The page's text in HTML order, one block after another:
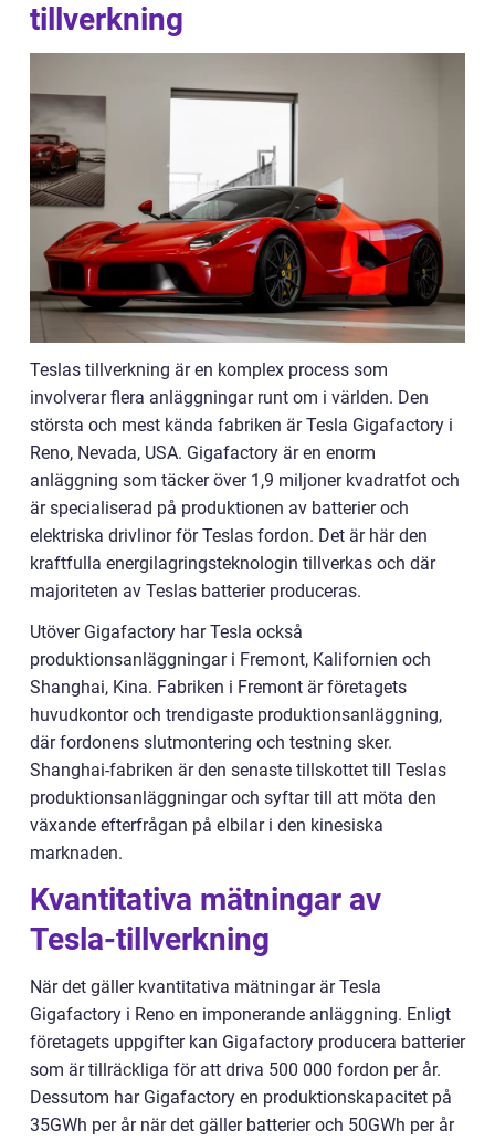
tillverkning
Teslas tillverkning är en komplex process som
involverar flera anläggningar runt om i världen. Den
största och mest kända fabriken är Tesla Gigafactory i
Reno, Nevada, USA. Gigafactory är en enorm
anläggning som täcker över 1,9 miljoner kvadratfot och
är specialiserad på produktionen av batterier och
elektriska drivlinor för Teslas fordon. Det är här den
kraftfulla energilagringsteknologin tillverkas och där
majoriteten av Teslas batterier produceras.
Utöver Gigafactory har Tesla också
produktionsanläggningar i Fremont, Kalifornien och
Shanghai, Kina. Fabriken i Fremont är företagets
huvudkontor och trendigaste produktionsanläggning,
där fordonens slutmontering och testning sker.
Shanghai-fabriken är den senaste tillskottet till Teslas
produktionsanläggningar och syftar till att möta den
växande efterfrågan på elbilar i den kinesiska
marknaden.
Kvantitativa mätningar av
Tesla-tillverkning
När det gäller kvantitativa mätningar är Tesla
Gigafactory i Reno en imponerande anläggning. Enligt
företagets uppgifter kan Gigafactory producera batterier
som är tillräckliga för att driva 500 000 fordon per år.
Dessutom har Gigafactory en produktionskapacitet på
35GWh per år när det gäller batterier och 50GWh per år